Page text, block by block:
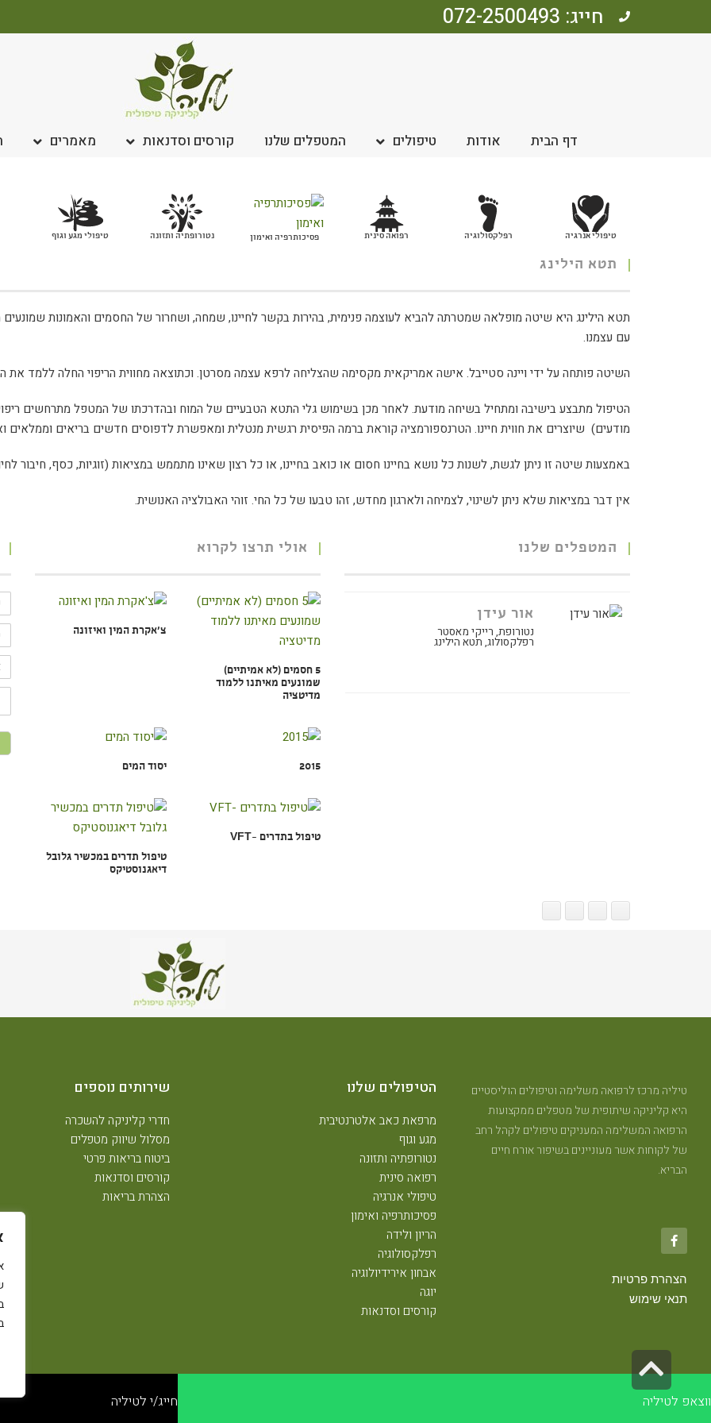
חייג: 072-2500493
דף הבית אודות טיפולים המטפלים שלנו קורסים וסדנאות מאמרים
טיפולי אנרגיה רפלקסולוגיה רפואה סינית פסיכותרפיה ואימון נטורופתיה ותזונה טיפולי מגע וגוף
תטא הילינג
תטא הילינג היא שיטה מופלאה שמטרתה להביא לעוצמה פנימית, בהירות בקשר לחיינו, שמחה, ושחרור של החסמים והאמונות
עם עצמנו.
השיטה פותחה על ידי ויינה סטייבל. אישה אמריקאית מקסימה שהצליחה לרפא עצמה מסרטן. וכתוצאה מחווית הריפוי החלה ללמד את
הטיפול מתבצע בישיבה ומתחיל בשיחה מודעת. לאחר מכן בשימוש גלי התטא הטבעיים של המוח ובהדרכתו של המטפל מתרחשים ריפוי
מודעים) שיוצרים את חווית חיינו. הטרנספורמציה קוראת ברמה הפיסית רגשית מנטלית ומאפשרת לדפוסים חדשים בריאים וממלאים
באמצעות שיטה זו ניתן לגשת, לשנות כל נושא בחיינו חסום או כואב בחיינו, או כל רצון שאינו מתממש במציאות (זוגיות, כסף, חיבור
אין דבר במציאות שלא ניתן לשינוי, לצמיחה ולארגון מחדש, זהו טבעו של כל החי. זוהי האבולציה האנושית.
המטפלים שלנו
אור עידן
נטורופת, רייקי מאסטר
רפלקסולוג, תטא הילינג
אולי תרצו לקרוא
5 חסמים (לא אמיתיים)
שמונעים מאיתנו ללמוד
מדיטציה
צ'אקרת המין ואיזונה
2015 יסוד המים
טיפול בתדרים -VFT
טיפול תדרים במכשיר גלובל
דיאגנוסטיקס
טיליה מרכז לרפואה משלימה וטיפולים הוליסטיים
היא קליניקה שיתופית של מטפלים ממקצועות
הרפואה המשלימה המעניקים טיפולים לקהל רחב
של לקוחות אשר מעוניינים בשיפור אורח חיים
הבריא.
הצהרת פרטיות
תנאי שימוש
הטיפולים שלנו
מרפאת כאב אלטרנטיבית
מגע וגוף
נטורופתיה ותזונה
רפואה סינית
טיפולי אנרגיה
פסיכותרפיה ואימון
הריון ולידה
רפלקסולוגיה
אבחון אירידיולוגיה
יוגה
קורסים וסדנאות
חייג/י לטיליה ווצאפ לטיליה
שירותים נוספים
חדרי קליניקה להשכרה
מסלול שיווק מטפלים
ביטוח בריאות פרטי
קורסים וסדנאות
הצהרת בריאות
גלילה
לראש